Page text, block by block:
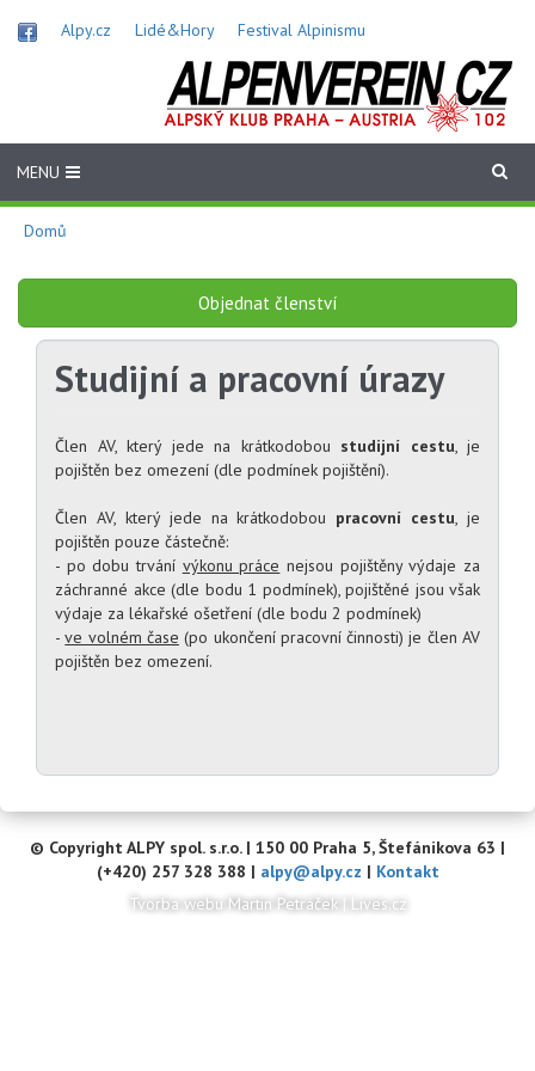
Alpy.cz Lidé&Hory Festival Alpinismu
MENU
Domů
Objednat členství
Studijní a pracovní úrazy
Člen AV, který jede na krátkodobou studijní cestu, je
pojištěn bez omezení (dle podmínek pojištění).
Člen AV, který jede na krátkodobou pracovní cestu, je
pojištěn pouze částečně:
- po dobu trvání výkonu práce nejsou pojištěny výdaje za
záchranné akce (dle bodu 1 podmínek), pojištěné jsou však
výdaje za lékařské ošetření (dle bodu 2 podmínek)
-ve volném čase (po ukončení pracovní činnosti) je člen AV
pojištěn bez omezení.
© Copyright ALPY spol. s.r.o. | 150 00 Praha 5, Štefánikova 63 |
(+420) 257 328 388 | alpy@alpy.cz | Kontakt
Tvorba webu Martin Petráček| Lives.cz